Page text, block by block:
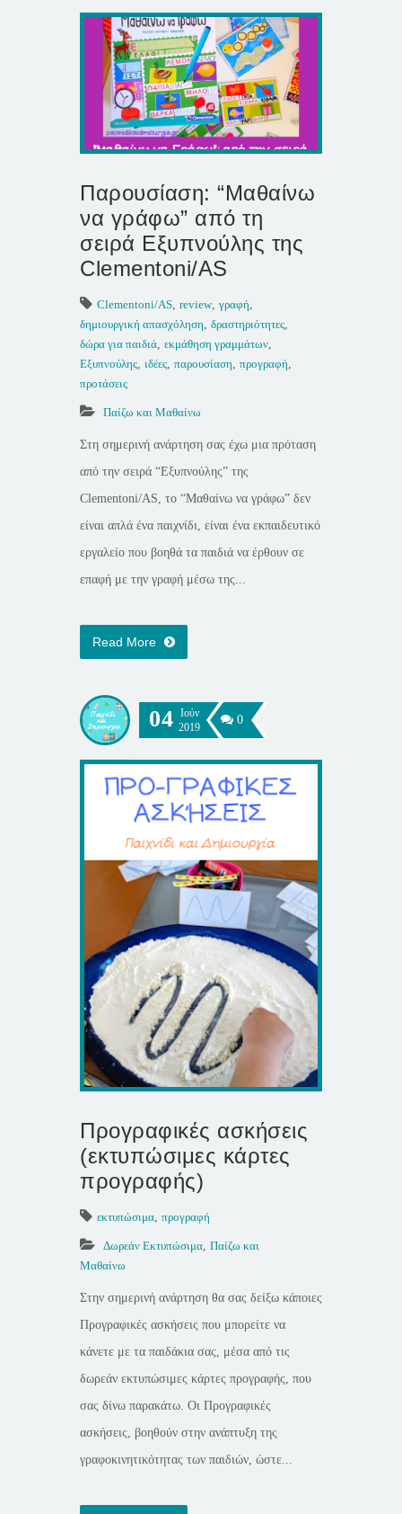
Παρουσίαση: “Μαθαίνω
να γράφω” από τη
σειρά Εξυπνούλης της
Clementoni/AS
Clementoni/AS, review, γραφή,
δημιουργική απασχόληση, δραστηριότητες,
δώρα για παιδιά, εκμάθηση γραμμάτων,
Εξυπνούλης, ιδέες, παρουσίαση, προγραφή,
προτάσεις
Παίζω και Μαθαίνω
Στη σημερινή ανάρτηση σας έχω μια πρόταση
από την σειρά “Εξυπνούλης” της
Clementoni/AS, το “Μαθαίνω να γράφω” δεν
είναι απλά ένα παιχνίδι, είναι ένα εκπαιδευτικό
εργαλείο που βοηθά τα παιδιά να έρθουν σε
επαφή με την γραφή μέσω της...
Read More
04 Ιούν
2019
0
Προγραφικές ασκήσεις
(εκτυπώσιμες κάρτες
προγραφής)
εκτυπώσιμα, προγραφή
Δωρεάν Εκτυπώσιμα, Παίζω και
Μαθαίνω
Στην σημερινή ανάρτηση θα σας δείξω κάποιες
Προγραφικές ασκήσεις που μπορείτε να
κάνετε με τα παιδάκια σας, μέσα από τις
δωρεάν εκτυπώσιμες κάρτες προγραφής, που
σας δίνω παρακάτω. Οι Προγραφικές
ασκήσεις, βοηθούν στην ανάπτυξη της
γραφοκινητικότητας των παιδιών, ώστε...